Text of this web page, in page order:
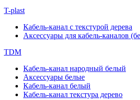
T-plast
Кабель-канал с текстурой дерева
Аксессуары для кабель-каналов
TDM
Кабель-канал народный белый
Аксессуары белые
Кабель-канал белый
Кабель-канал текстура дерево